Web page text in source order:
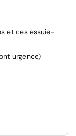
et des essuie-
urgence)